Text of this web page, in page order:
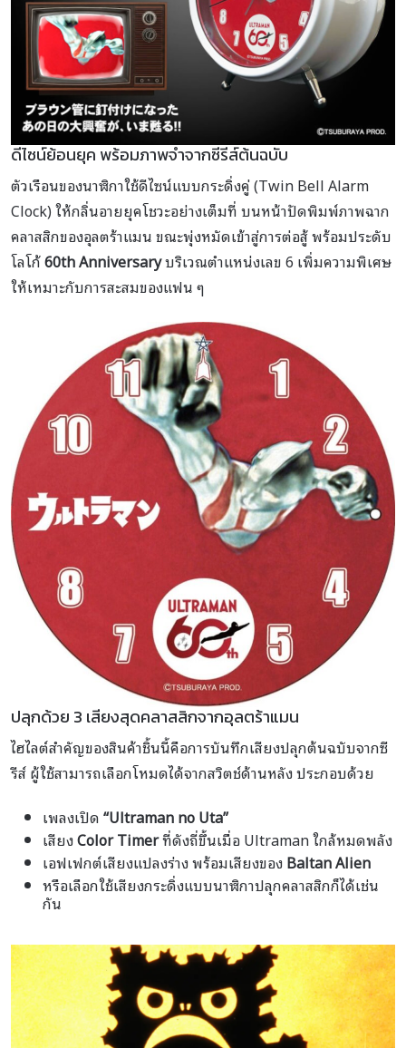
ดีไซน์ย้อนยุค พร้อมภาพจำจากซีรีส์ต้นฉบับ
ตัวเรือนของนาฬิกาใช้ดีไซน์แบบกระดิ่งคู่ (Twin Bell Alarm
Clock) ให้กลิ่นอายยุคโชวะอย่างเต็มที่ บนหน้าปัดพิมพ์ภาพฉาก
คลาสสิกของอุลตร้าแมน ขณะพุ่งหมัดเข้าสู่การต่อสู้ พร้อมประดับ
โลโก้60th Anniversaryบริเวณตำแหน่งเลข 6 เพิ่มความพิเศษ
ให้เหมาะกับการสะสมของแฟน ๆ
ปลุกด้วย 3 เสียงสุดคลาสสิกจากอุลตร้าแมน
ไฮไลต์สำคัญของสินค้าชิ้นนี้คือการบันทึกเสียงปลุกต้นฉบับจากซี
รีส์ ผู้ใช้สามารถเลือกโหมดได้จากสวิตช์ด้านหลัง ประกอบด้วย
เพลงเปิด“Ultraman no Uta”
เสียงColor Timerที่ดังถี่ขึ้นเมื่อ Ultraman ใกล้หมดพลัง
เอฟเฟกต์เสียงแปลงร่าง พร้อมเสียงของBaltan Alien
หรือเลือกใช้เสียงกระดิ่งแบบนาฬิกาปลุกคลาสสิกก็ได้เช่น
กัน